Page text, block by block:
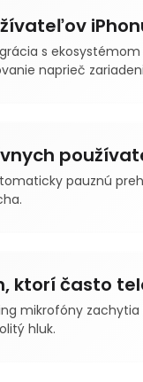
s ekosystémom
naprieč
pauznú
ktorí často
mikrofóny zachytia
hluk.